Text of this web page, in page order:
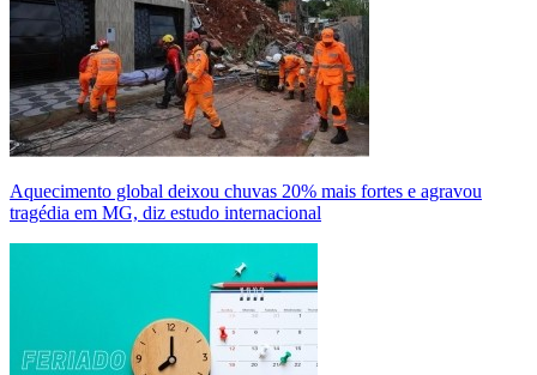
Aquecimento global deixou chuvas 20% mais fortes e agravou
tragédia em MG, diz estudo internacional